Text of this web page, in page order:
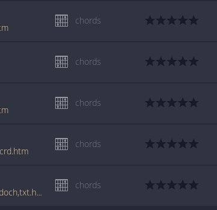
chords
chords
chords
chords
www.tabondant.com/artistes/alligatoah/347339/fick_ihn_doch,txt.html
chords